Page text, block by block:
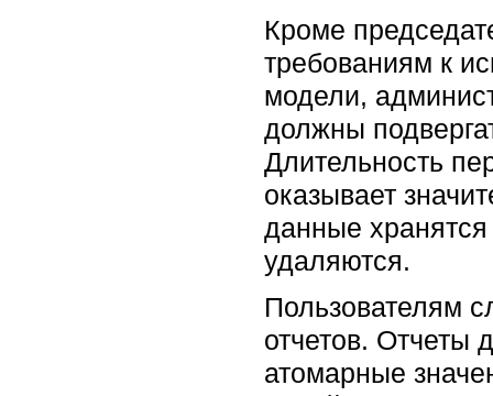
Кроме
требованиям к
модели,
должны
Длительность
оказывает
данные
удаляются.
Пользователям
отчетов. Отчеты
атомарные